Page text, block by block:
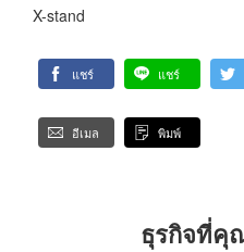
X-stand
แชร์ แชร์
อีเมล พิมพ์
ธุรกิจที่คุ